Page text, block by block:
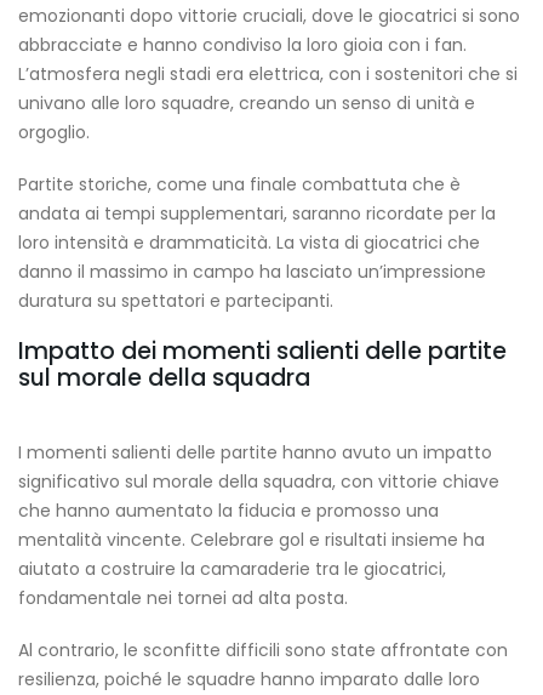
emozionanti dopo vittorie cruciali, dove le giocatrici si sono
abbracciate e hanno condiviso la loro gioia con i fan.
L’atmosfera negli stadi era elettrica, con i sostenitori che si
univano alle loro squadre, creando un senso di unità e
orgoglio.
Partite storiche, come una finale combattuta che è
andata ai tempi supplementari, saranno ricordate per la
loro intensità e drammaticità. La vista di giocatrici che
danno il massimo in campo ha lasciato un’impressione
duratura su spettatori e partecipanti.
Impatto dei momenti salienti delle partite
sul morale della squadra
I momenti salienti delle partite hanno avuto un impatto
significativo sul morale della squadra, con vittorie chiave
che hanno aumentato la fiducia e promosso una
mentalità vincente. Celebrare gol e risultati insieme ha
aiutato a costruire la camaraderie tra le giocatrici,
fondamentale nei tornei ad alta posta.
Al contrario, le sconfitte difficili sono state affrontate con
resilienza, poiché le squadre hanno imparato dalle loro